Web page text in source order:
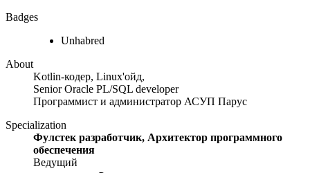
Badges
Unhabred
About
Kotlin-кодер, Linux'ойд,
Senior Oracle PL/SQL developer
Программист и администратор АСУП Парус
Specialization
Фулстек разработчик, Архитектор программного
обеспечения
Ведущий